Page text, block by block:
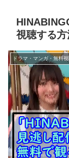
視聴する方
ドラマ・マンガ・無料